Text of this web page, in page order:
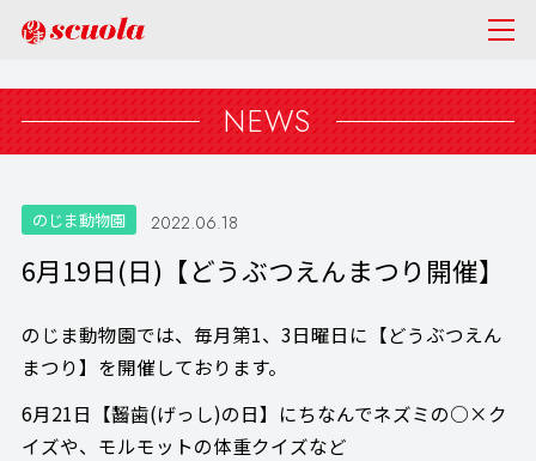
NEWS
のじま動物園 2022.06.18
6月19日(日)【どうぶつえんまつり開催】
のじま動物園では、毎月第1、3日曜日に【どうぶつえん
まつり】を開催しております。
6月21日【齧歯(げっし)の日】にちなんでネズミの○×ク
イズや、モルモットの体重クイズなど